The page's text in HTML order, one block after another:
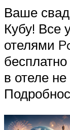
Ваше
Кубу! Все
отелями
в отеле